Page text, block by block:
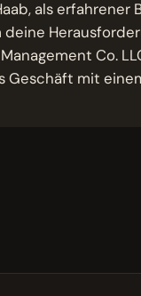
als
Co.
Geschäft mit